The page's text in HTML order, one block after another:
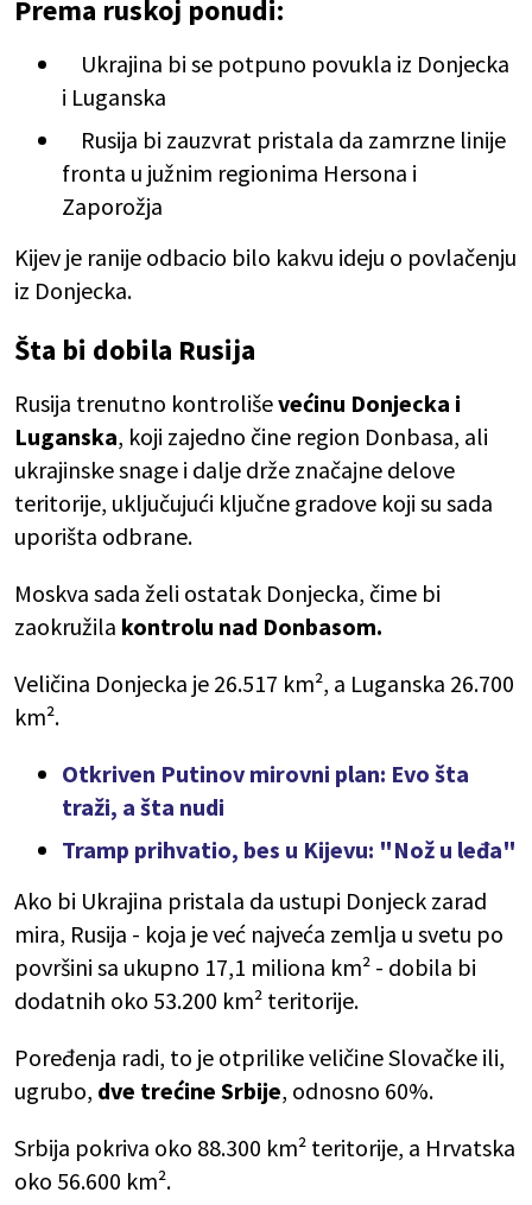
Prema ruskoj ponudi:
Ukrajina bi se potpuno povukla iz Donjecka
i Luganska
Rusija bi zauzvrat pristala da zamrzne linije
fronta u južnim regionima Hersona i
Zaporožja
Kijev je ranije odbacio bilo kakvu ideju o povlačenju
iz Donjecka.
Šta bi dobila Rusija
Rusija trenutno kontroliševećinu Donjecka i
Luganska, koji zajedno čine region Donbasa, ali
ukrajinske snage i dalje drže značajne delove
teritorije, uključujući ključne gradove koji su sada
uporišta odbrane.
Moskva sada želi ostatak Donjecka, čime bi
zaokružila kontrolu nad Donbasom.
Veličina Donjecka je 26.517 km², a Luganska 26.700
km².
Otkriven Putinov mirovni plan: Evo šta
traži, a šta nudi
Tramp prihvatio, bes u Kijevu: "Nož u leđa"
Ako bi Ukrajina pristala da ustupi Donjeck zarad
mira, Rusija - koja je već najveća zemlja u svetu po
površini sa ukupno 17,1 miliona km² - dobila bi
dodatnih oko 53.200 km² teritorije.
Poređenja radi, to je otprilike veličine Slovačke ili,
ugrubo, dve trećine Srbije, odnosno 60%.
Srbija pokriva oko 88.300 km² teritorije, a Hrvatska
oko 56.600 km².